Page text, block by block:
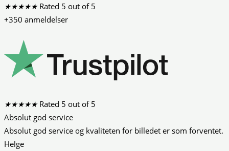
★★★★★ Rated 5 out of 5
+350 anmeldelser
★★★★★ Rated 5 out of 5
Absolut god service
Absolut god service og kvaliteten for billedet er som forventet.
Helge